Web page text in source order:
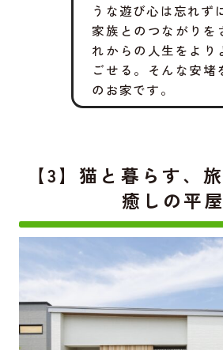
うな遊び心は忘れず
家族とのつながりを
れからの人生をより
ごせる。そんな安堵
のお家です。
【3】猫と暮らす、
癒しの平屋